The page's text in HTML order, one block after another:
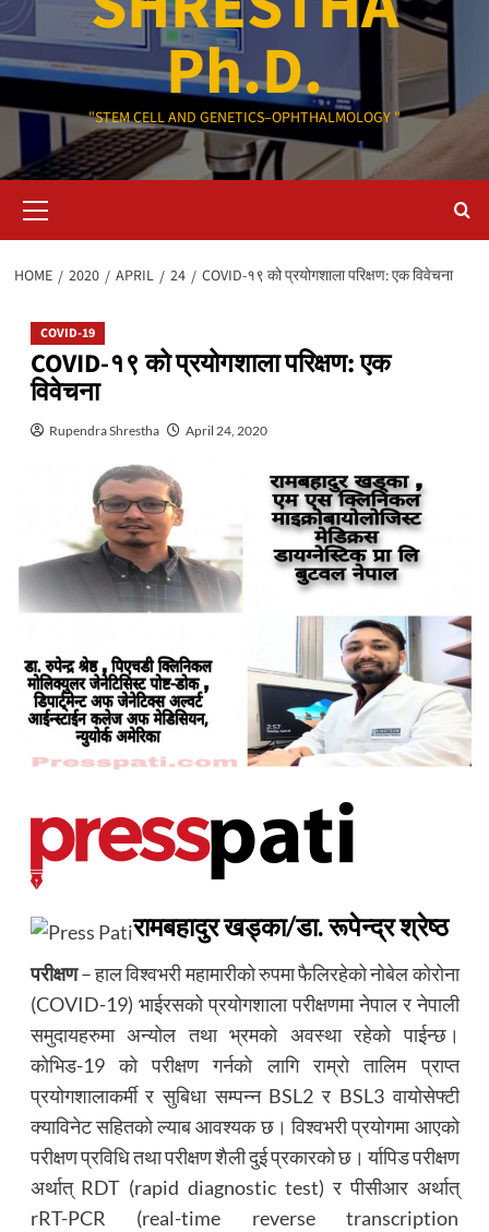
Ph.D.
"STEM CELL AND GENETICS–OPHTHALMOLOGY "
Menu
HOME 2020 APRIL 24 COVID-१९ को प्रयोगशाला परिक्षण: एक विवेचना
COVID-19
COVID-१९ को प्रयोगशाला परिक्षण: एक
विवेचना
Rupendra Shrestha April 24, 2020
रामबहादुर खड्का/डा. रूपेन्द्र श्रेष्ठ
परीक्षण– हाल विश्वभरी महामारीको रुपमा फैलिरहेको नोबेल कोरोना
(COVID-19) भाईरसको प्रयोगशाला परीक्षणमा नेपाल र नेपाली
समुदायहरुमा अन्योल तथा भ्रमको अवस्था रहेको पाईन्छ।
कोभिड-19 को परीक्षण गर्नको लागि राम्रो तालिम प्राप्त
प्रयोगशालाकर्मी र सुबिधा सम्पन्न BSL2 र BSL3 वायोसेफ्टी
क्याविनेट सहितको ल्याब आवश्यक छ। विश्वभरी प्रयोगमा आएको
परीक्षण प्रविधि तथा परीक्षण शैली दुई प्रकारको छ। र्यापिड परीक्षण
अर्थात् RDT (rapid diagnostic test) र पीसीआर अर्थात्
rRT-PCR (real-time reverse transcription